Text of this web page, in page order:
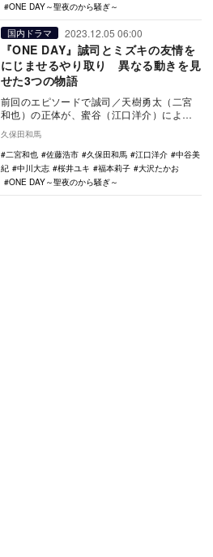
ONE DAY～聖夜のから騒ぎ～
国内ドラマ 2023.12.05 06:00
『ONE DAY』誠司とミズキの友情を
にじませるやり取り 異なる動きを見
せた3つの物語
前回のエピソードで誠司／天樹勇太（二宮
和也）の正体が、蜜谷（江口洋介）によっ
査官であること…
久保田和馬
二宮和也
佐藤浩市 久保田和馬 江口洋介
中谷美
紀
中川大志 桜井ユキ 福本莉子
大沢たかお
ONE DAY～聖夜のから騒ぎ～